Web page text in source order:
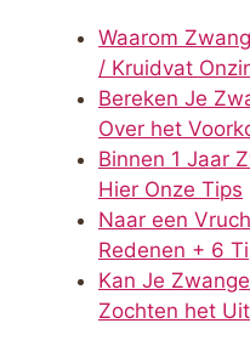
Waarom
/ Kruidvat
Bereken Je
Over het
Binnen 1 Jaar
Hier Onze Tips
Naar een
Redenen + 6
Kan Je
Zochten het